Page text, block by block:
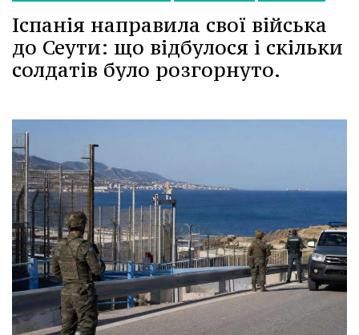
Іспанія направила свої війська
до Сеути: що відбулося і скільки
солдатів було розгорнуто.